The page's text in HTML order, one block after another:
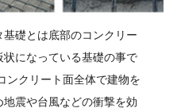
礎とは底部のコンクリー
状になっている基礎の事で
ンクリート面全体で建物を
震や台風などの衝撃を効